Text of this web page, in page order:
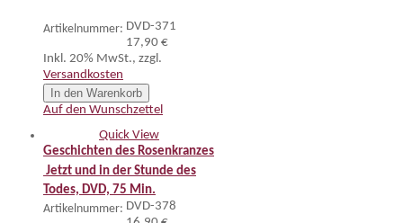
Artikelnummer: DVD-371
17,90 €
Inkl. 20% MwSt., zzgl.
Versandkosten
In den Warenkorb
Auf den Wunschzettel
Quick View
Geschichten des Rosenkranzes
 Jetzt und in der Stunde des
Todes, DVD, 75 Min.
Artikelnummer: DVD-378